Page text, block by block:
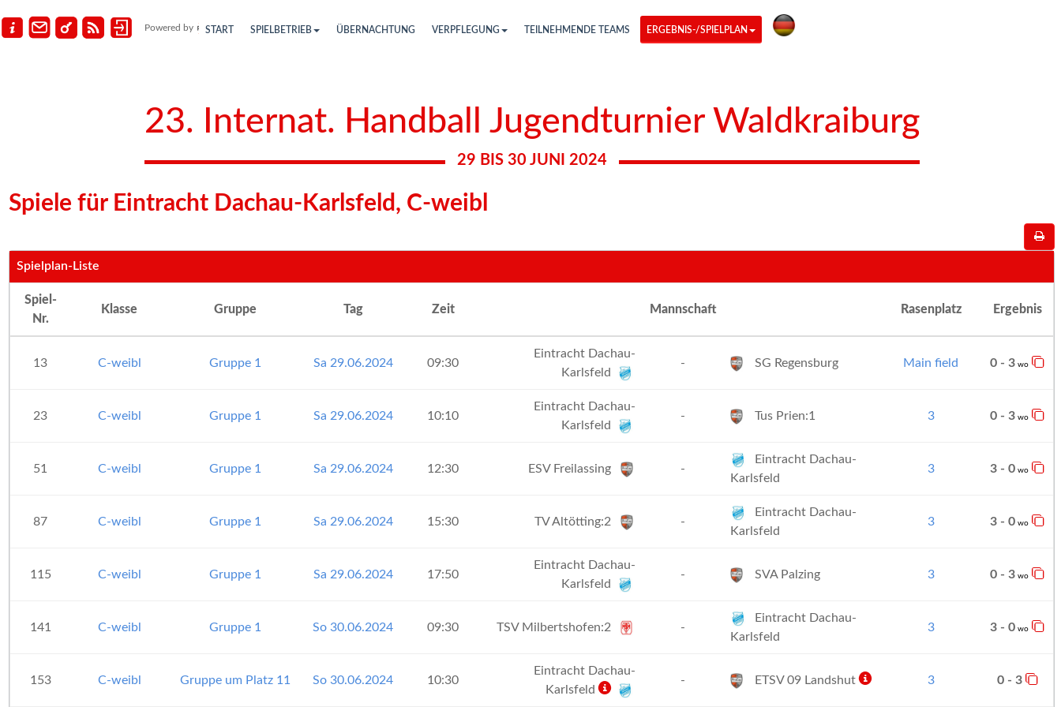
Powered by START SPIELBETRIEB ÜBERNACHTUNG VERPFLEGUNG TEILNEHMENDE TEAMS ERGEBNIS-/SPIELPLAN
23. Internat. Handball Jugendturnier Waldkraiburg
29 BIS 30 JUNI 2024
Spiele für Eintracht Dachau-Karlsfeld, C-weibl
Spielplan-Liste
Spiel-
Nr.
Klasse Gruppe Tag Zeit Mannschaft Rasenplatz Ergebnis
13 C-weibl Gruppe 1 Sa 29.06.2024 09:30
Eintracht Dachau-
Karlsfeld
- SG Regensburg Main field 0 - 3 wo
23 C-weibl Gruppe 1 Sa 29.06.2024 10:10
Eintracht Dachau-
Karlsfeld
- Tus Prien:1 3 0 - 3 wo
51 C-weibl Gruppe 1 Sa 29.06.2024 12:30 ESV Freilassing -
Eintracht Dachau-
Karlsfeld
3 3 - 0 wo
87 C-weibl Gruppe 1 Sa 29.06.2024 15:30 TV Altötting:2 -
Eintracht Dachau-
Karlsfeld
3 3 - 0 wo
115 C-weibl Gruppe 1 Sa 29.06.2024 17:50
Eintracht Dachau-
Karlsfeld
- SVA Palzing 3 0 - 3 wo
141 C-weibl Gruppe 1 So 30.06.2024 09:30 TSV Milbertshofen:2 -
Eintracht Dachau-
Karlsfeld
3 3 - 0 wo
153 C-weibl Gruppe um Platz 11 So 30.06.2024 10:30
Eintracht Dachau-
Karlsfeld
- ETSV 09 Landshut 3 0 - 3